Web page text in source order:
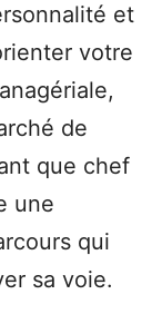
et
votre
de
que chef
une
qui
sa voie.